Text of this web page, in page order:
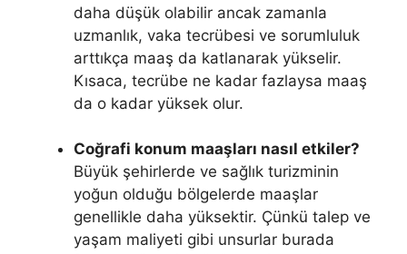
daha düşük olabilir ancak zamanla
uzmanlık, vaka tecrübesi ve sorumluluk
arttıkça maaş da katlanarak yükselir.
Kısaca, tecrübe ne kadar fazlaysa maaş
da o kadar yüksek olur.
Coğrafi konum maaşları nasıl etkiler?
Büyük şehirlerde ve sağlık turizminin
yoğun olduğu bölgelerde maaşlar
genellikle daha yüksektir. Çünkü talep ve
yaşam maliyeti gibi unsurlar burada